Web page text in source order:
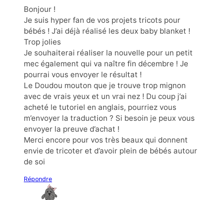
Bonjour !
Je suis hyper fan de vos projets tricots pour
bébés ! J’ai déjà réalisé les deux baby blanket !
Trop jolies
Je souhaiterai réaliser la nouvelle pour un petit
mec également qui va naître fin décembre ! Je
pourrai vous envoyer le résultat !
Le Doudou mouton que je trouve trop mignon
avec de vrais yeux et un vrai nez ! Du coup j’ai
acheté le tutoriel en anglais, pourriez vous
m’envoyer la traduction ? Si besoin je peux vous
envoyer la preuve d’achat !
Merci encore pour vos très beaux qui donnent
envie de tricoter et d’avoir plein de bébés autour
de soi
Répondre